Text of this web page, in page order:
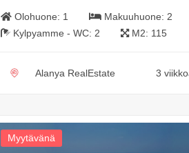
Olohuone: 1 Makuuhuone: 2
Kylpyamme - WC: 2 M2: 115
Alanya RealEstate 3
Myytävänä